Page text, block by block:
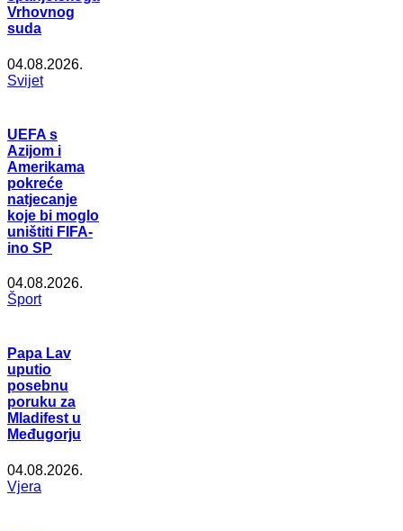
Vrhovnog
suda
04.08.2026.
Svijet
UEFA s
Azijom i
Amerikama
pokreće
natjecanje
koje bi moglo
uništiti FIFA-
ino SP
04.08.2026.
Šport
Papa Lav
uputio
posebnu
poruku za
Mladifest u
Međugorju
04.08.2026.
Vjera